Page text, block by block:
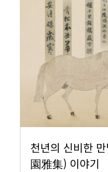
천년의 신비한
園雅集) 이야기